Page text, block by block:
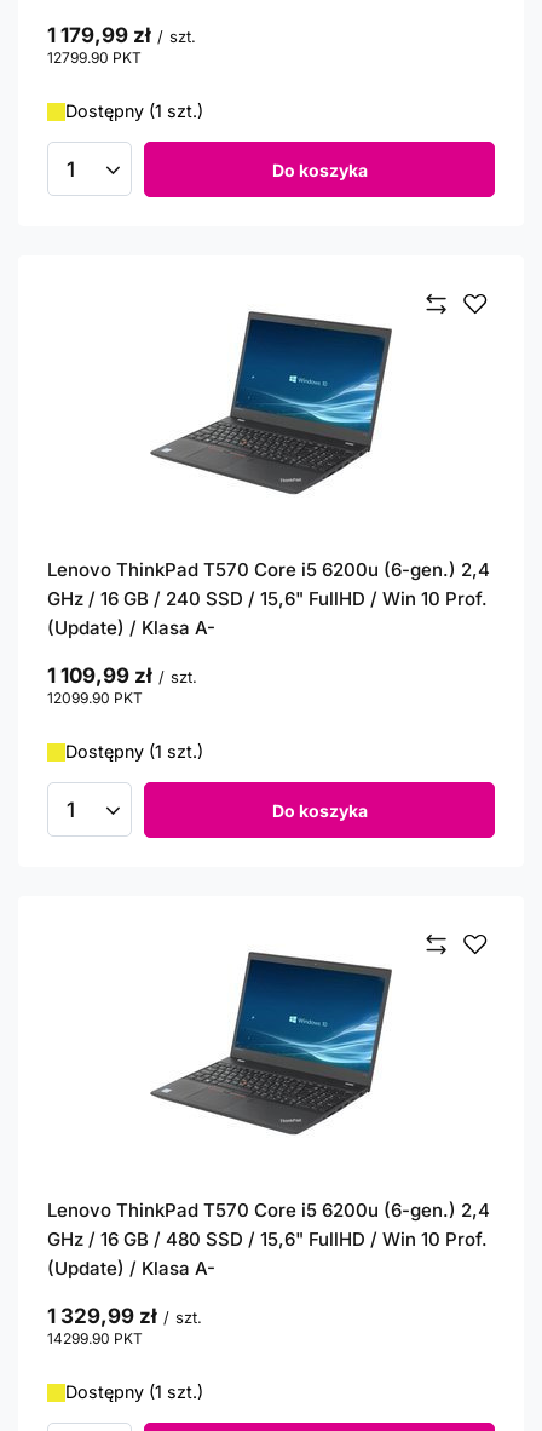
1 179,99 zł / szt.
12799.90 PKT
Dostępny (1 szt.)
Ilość produktów Do koszyka
Lenovo ThinkPad T570 Core i5 6200u (6-gen.) 2,4
GHz / 16 GB / 240 SSD / 15,6" FullHD / Win 10 Prof.
(Update) / Klasa A-
1 109,99 zł / szt.
12099.90 PKT
Dostępny (1 szt.)
Ilość produktów Do koszyka
Lenovo ThinkPad T570 Core i5 6200u (6-gen.) 2,4
GHz / 16 GB / 480 SSD / 15,6" FullHD / Win 10 Prof.
(Update) / Klasa A-
1 329,99 zł / szt.
14299.90 PKT
Dostępny (1 szt.)